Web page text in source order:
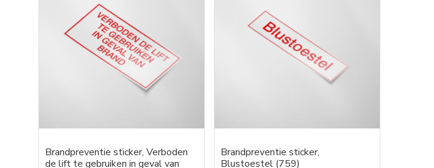
Brandpreventie sticker, Verboden
de lift te gebruiken in geval van
Brandpreventie sticker,
Blustoestel (759)